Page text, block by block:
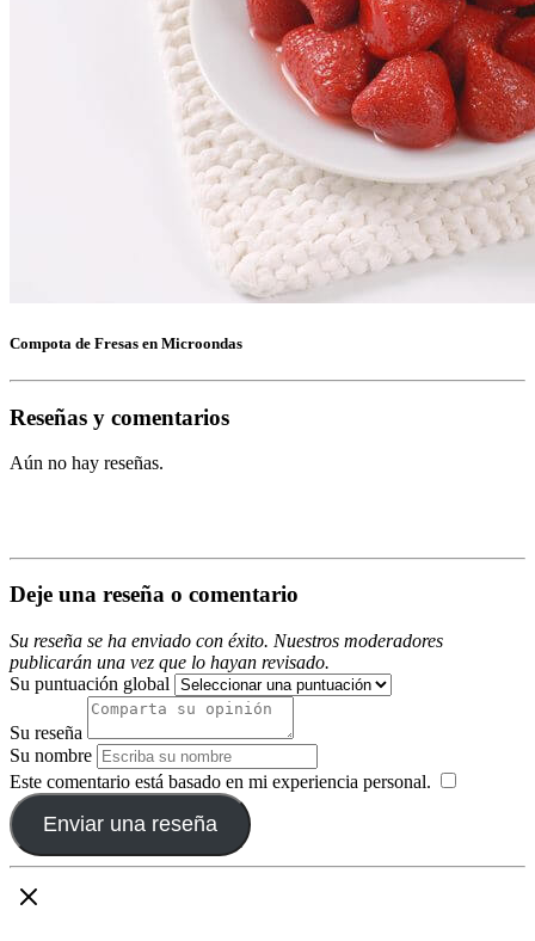
Compota de Fresas en Microondas
Reseñas y comentarios
Aún no hay reseñas.
Deje una reseña o comentario
Su reseña se ha enviado con éxito. Nuestros moderadores
publicarán una vez que lo hayan revisado.
Su puntuación global
Su reseña
Su nombre
Este comentario está basado en mi experiencia personal.
Enviar una reseña